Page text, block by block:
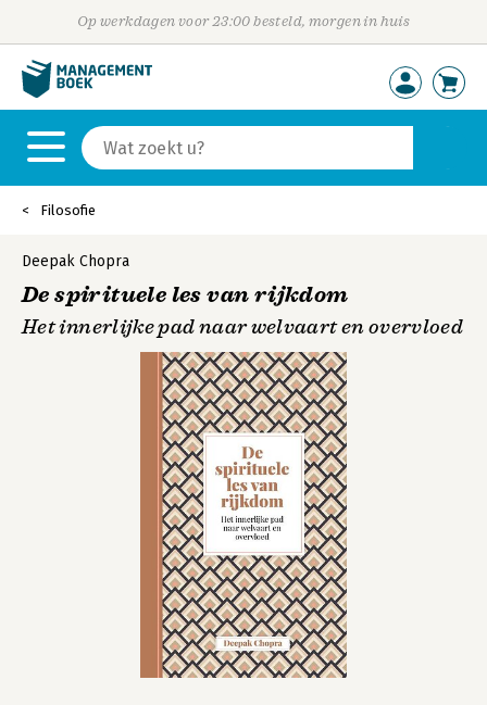
Op werkdagen voor 23:00 besteld, morgen in huis
Filosofie
Deepak Chopra
De spirituele les van rijkdom
Het innerlijke pad naar welvaart en overvloed